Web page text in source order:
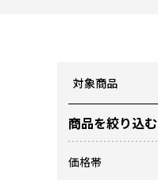
対象商品
商品を絞り込む
価格帯